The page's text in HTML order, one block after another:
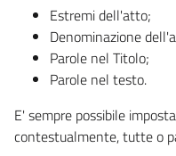
Estremi dell'atto;
Denominazione
Parole nel Titolo;
Parole nel testo.
E' sempre possibile
contestualmente, tutte o